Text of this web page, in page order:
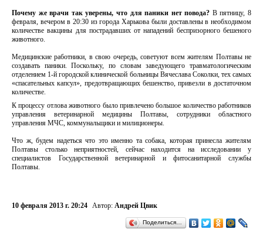
Почему же врачи так уверены, что для паники нет повода? В пятницу, 8
февраля, вечером в 20:30 из города Харькова были доставлены в необходимом
количестве вакцины для пострадавших от нападений беспризорного бешеного
животного.
Медицинские работники, в свою очередь, советуют всем жителям Полтавы не
создавать паники. Поскольку, по словам заведующего травматологическим
отделением 1-й городской клинической больницы Вячеслава Соколки, тех самых
«спасательных капсул», предотвращающих бешенство, привезли в достаточном
количестве.
К процессу отлова животного было привлечено большое количество работников
управления ветеринарной медицины Полтавы, сотрудники областного
управления МЧС, коммунальщики и милиционеры.
Что ж, будем надеться что это именно та собака, которая принесла жителям
Полтавы столько неприятностей, сейчас находится на исследовании у
специалистов Государственной ветеринарной и фитосанитарной службы
Полтавы.
10 февраля 2013 г. 20:24 Автор: Андрей Цвик
Поделиться…